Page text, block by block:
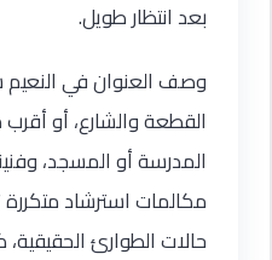
بعد انتظار طويل.
وصف العنوان في
القطعة والشارع، أو
المدرسة أو المسجد،
مكالمات استرشاد
حالات الطوارئ الحقيقية،